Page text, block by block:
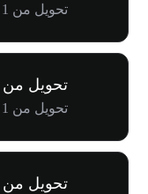
تحويل من 1 ARMON إلى R4.57K
تحويل من ARMON إلى IQD
تحويل من 1 ARMON إلى ع.د369.28K
تحويل من ARMON إلى TWD